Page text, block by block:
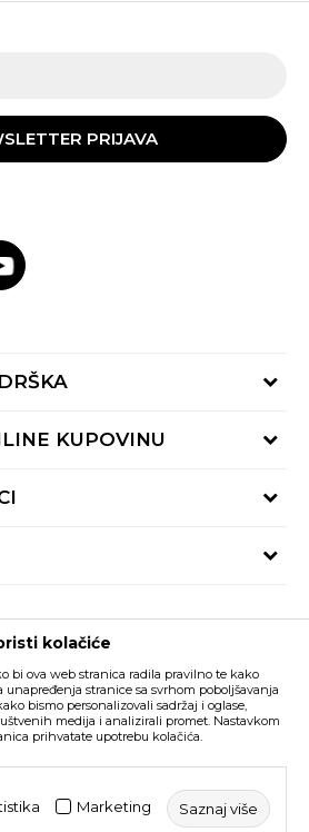
PRIJAVA
KUPOVINU
PROMIJENI
u opisu proizvoda, prikazu slika i samih
da su sve informacije kompletne i bez
sajtu su dio naše ponude i ne podrazumijeva da
Raspoloživost robe možete provjeriti pozivom
, IzradaNB SOFT. Sva prava
kolačiće
bi ova web stranica radila pravilno te kako
stranice sa svrhom poboljšavanja
bismo personalizovali sadržaj i oglase,
medija i analizirali promet. Nastavkom
prihvatate upotrebu kolačića.
Marketing Saznaj više